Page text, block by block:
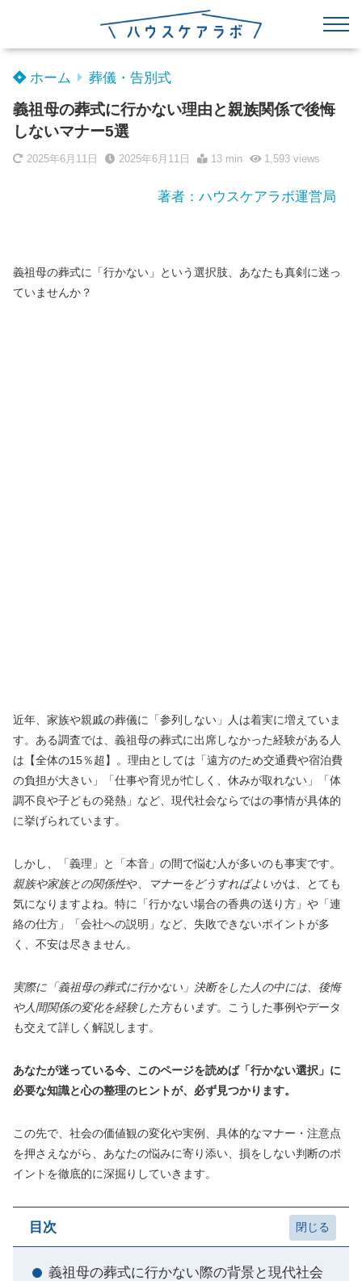
ホーム 葬儀・告別式
義祖母の葬式に行かない理由と親族関係で後悔
しないマナー5選
2025年6月11日 2025年6月11日 13 min 1,593views
著者：ハウスケアラボ運営局
義祖母の葬式に「行かない」という選択肢、あなたも真剣に迷っ
ていませんか？
近年、家族や親戚の葬儀に「参列しない」人は着実に増えていま
す。ある調査では、義祖母の葬式に出席しなかった経験がある人
は【全体の15％超】。理由としては「遠方のため交通費や宿泊費
の負担が大きい」「仕事や育児が忙しく、休みが取れない」「体
調不良や子どもの発熱」など、現代社会ならではの事情が具体的
に挙げられています。
しかし、「義理」と「本音」の間で悩む人が多いのも事実です。
親族や家族との関係性や、 マナーをどうすればよいかは、とても
気になりますよね。特に「行かない場合の香典の送り方」や「連
絡の仕方」「会社への説明」など、失敗できないポイントが多
く、不安は尽きません。
実際に「義祖母の葬式に行かない」決断をした人の中には、後悔
や人間関係の変化を経験した方もいます。
こうした事例やデータ
も交えて詳しく解説します。
あなたが迷っている今、このページを読めば「行かない選択」に
必要な知識と心の整理のヒントが、必ず見つかります。
この先で、社会の価値観の変化や実例、具体的なマナー・注意点
を押さえながら、あなたの悩みに寄り添い、損をしない判断のポ
イントを徹底的に深掘りしていきます。
目次
義祖母の葬式に行かない際の背景と現代社会